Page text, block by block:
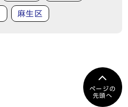
麻生区
ページの
先頭へ